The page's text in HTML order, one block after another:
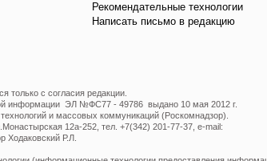
Рекомендательные технологии
Написать письмо в редакцию
только с согласия редакции.
информации ЭЛ №ФС77 - 49786 выдано 10 мая 2012 г.
и массовых коммуникаций (Роскомнадзор).
12а-252, тел. +7(342) 201-77-37, e-mail:
Ходаковский Р.Л.